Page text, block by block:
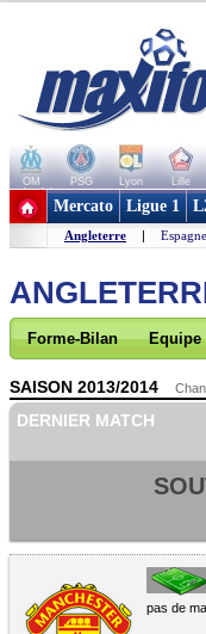
OM PSG Lyon Lille
+ de clubs
Mercato Ligue 1
Angleterre | Espagne
Forme-Bilan Equipe
SAISON 2013/2014
DERNIER MATCH
pas de